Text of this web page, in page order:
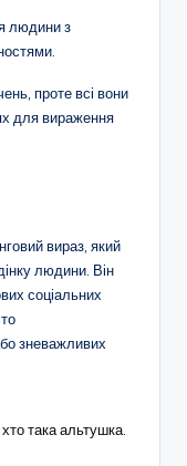
людини з
проте всі вони
для вираження
вираз, який
людини. Він
соціальних
зневажливих
хто така альтушка.